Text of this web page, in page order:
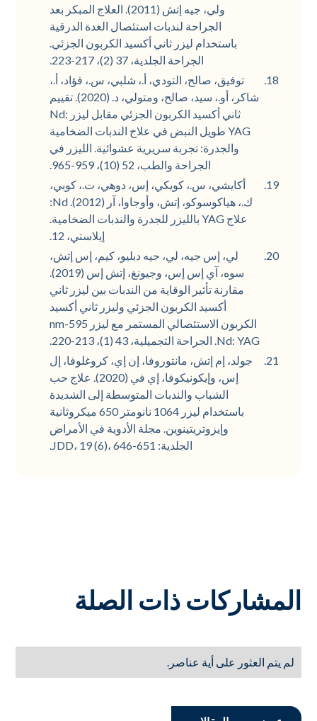
ولي، جيه إتش (2011). العلاج المبكر بعد
الجراحة لندبات استئصال الغدة الدرقية
باستخدام ليزر ثاني أكسيد الكربون الجزئي.
الجراحة الجلدية، 37 (2)، 217-223.
توفيق، صالح، التودي، أ.، شلبي، س.، فؤاد، أ.،
شاكر، أو.، سيد، صالح، ومتولي، د. (2020). تقييم
ثاني أكسيد الكربون الجزئي مقابل ليزر Nd:
YAG طويل النبض في علاج الندبات الضخامية
والجدرة: تجربة سريرية عشوائية. الليزر في
الجراحة والطب، 52 (10)، 959-965.
أكايشي، س.، كويكي، إس، دوهي، ت.، كوبي،
ك.، هياكوسوكو، إتش، وأوجاوا، آر (2012). Nd:
علاج YAG بالليزر للجدرة والندبات الضخامية.
إيلاستي، 12.
لي، إس جيه، لي، جيه دبليو، كيم، إس إتش،
سوه، آي إس إس، وجيونغ، إتش إس (2019).
مقارنة تأثير الوقاية من الندبات بين ليزر ثاني
أكسيد الكربون الجزئي وليزر ثاني أكسيد
الكربون الاستئصالي المستمر مع ليزر 595-nm
Nd: YAG. الجراحة التجميلية، 43 (1)، 213-220.
جولد، إم إتش، مانتوروفا، إن إي، كروغلوفا، إل
إس، وإيكونيكوفا، إي في (2020). علاج حب
الشباب والندبات المتوسطة إلى الشديدة
باستخدام ليزر 1064 نانومتر 650 ميكروثانية
وإيزوتريتينوين. مجلة الأدوية في الأمراض
الجلدية: JDD، 19 (6)، 646-651.
المشاركات ذات الصلة
لم يتم العثور على أية عناصر.